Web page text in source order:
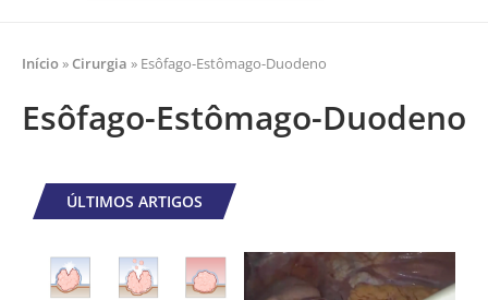
Início»Cirurgia » Esôfago-Estômago-Duodeno
Esôfago-Estômago-Duodeno
ÚLTIMOS ARTIGOS